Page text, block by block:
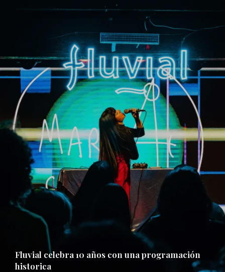
Fluvial celebra 10 años con una programación
historica